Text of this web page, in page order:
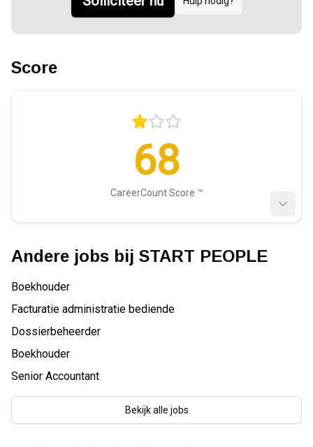
Score
68
CareerCount Score ™️
Andere jobs bij START PEOPLE
Boekhouder
Facturatie administratie bediende
Dossierbeheerder
Boekhouder
Senior Accountant
Bekijk alle jobs